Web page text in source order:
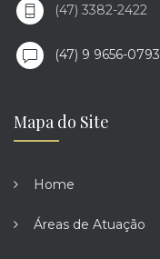
(47) 3382-2422
(47) 9 9656-0793
Mapa do Site
Home
Áreas de Atuação